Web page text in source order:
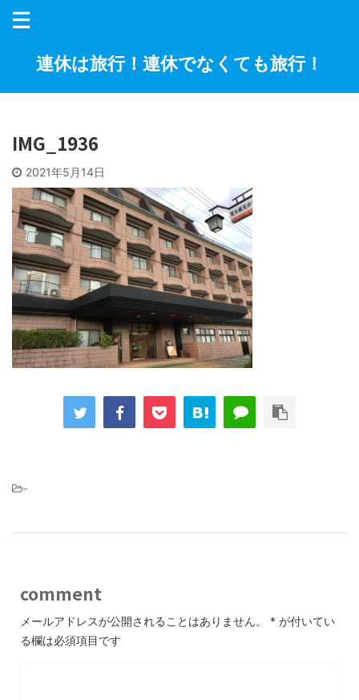
連休は旅行！連休でなくても旅行！
IMG_1936
2021年5月14日
-
comment
メールアドレスが公開されることはありません。 * が付いてい
る欄は必須項目です